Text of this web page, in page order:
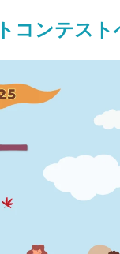
コンテスト